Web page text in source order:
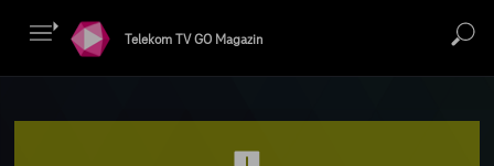
Telekom TV GO Magazin